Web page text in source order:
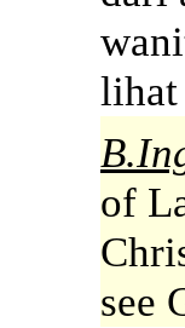
lihat
of
see